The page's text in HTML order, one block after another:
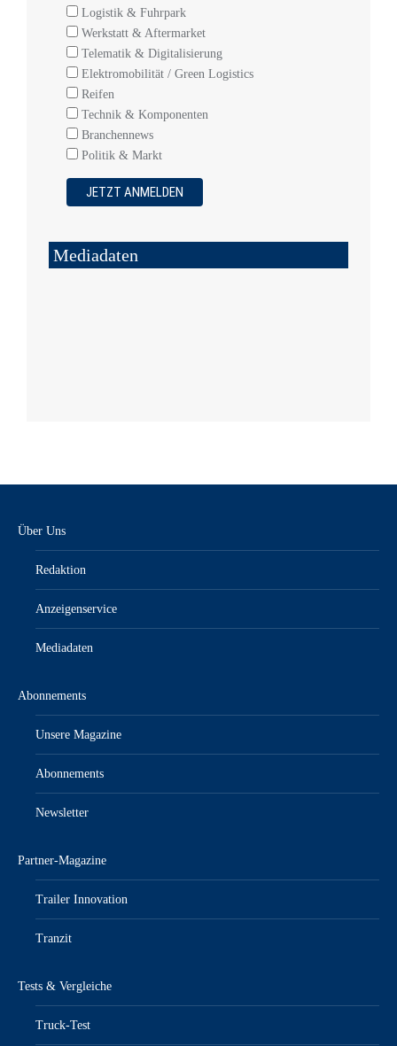
Logistik & Fuhrpark
Werkstatt & Aftermarket
Telematik & Digitalisierung
Elektromobilität / Green Logistics
Reifen
Technik & Komponenten
Branchennews
Politik & Markt
Mediadaten
Über Uns
Redaktion
Anzeigenservice
Mediadaten
Abonnements
Unsere Magazine
Abonnements
Newsletter
Partner-Magazine
Trailer Innovation
Tranzit
Tests & Vergleiche
Truck-Test